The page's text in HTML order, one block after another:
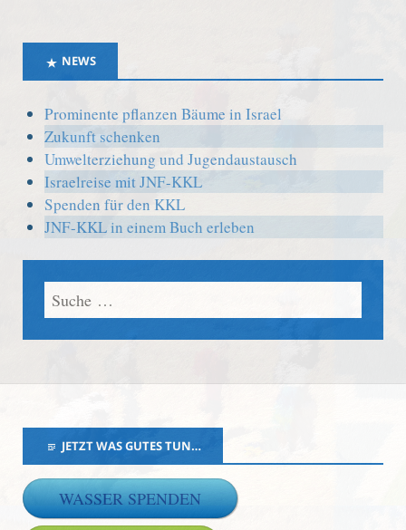
NEWS
Prominente pflanzen Bäume in Israel
Zukunft schenken
Umwelterziehung und Jugendaustausch
Israelreise mit JNF-KKL
Spenden für den KKL
JNF-KKL in einem Buch erleben
JETZT WAS GUTES TUN…
WASSER SPENDEN